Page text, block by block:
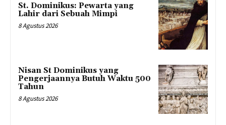
St. Dominikus: Pewarta yang
Lahir dari Sebuah Mimpi
8 Agustus 2026
Nisan St Dominikus yang
Pengerjaannya Butuh Waktu 500
Tahun
8 Agustus 2026